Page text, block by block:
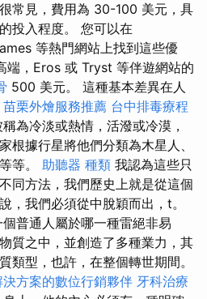
常見，費用為 30-100 美元，具
投入程度。 您可以在
等熱門網站上找到這些優
端，Eros 或 Tryst 等伴遊網站的
500 美元。 這種基本差異在人
苗栗外燴服務推薦 台中排毒療程
為冷淡或熱情，活潑或冷漠，
根據行星將他們分類為木星人、
等。 助聽器 種類 我認為這些只
同方法，我們歷史上就是從這個
，我們必須從中脫穎而出，t。
普通人屬於哪一種雷絕非易
質之中，並創造了多種業力，其
類型，也許，在整個轉世期間。
方案的數位行銷夥伴 牙科治療